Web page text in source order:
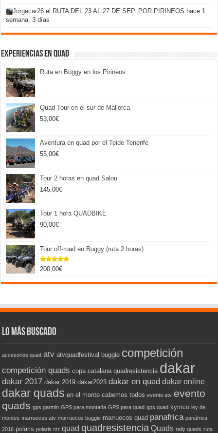
Jorgecar26 el RUTA DEL 23 AL 27 DE SEP. POR PIRINEOS hace 1
semana, 3 días
Experiencias en Quad
Ruta en Buggy en los Pirineos
Quad Tour en el sur de Mallorca
53,00€
Aventura en quad por el Teide Tenerife
55,00€
Tour 2 horas en quad Salou
145,00€
Tour 1 hora QUADBIKE
90,00€
Tour off-road en Buggy (ruta 2 horas)
Valorado
de 5
200,00€
Lo más buscado
accesorios quad atv atvquadfestival buggie competición
competición quads copa catalana quadresistencia dakar
dakar 2017 dakar 2019 dakar2023 dakar en quad dakar online
dakar quads en el monte cabemos todos evento atv evento
quads gps garmin GPS para montaña GPS para quad gps quad kymco ley de
montes marruecos atv marruecos buggie marruecos quad panafrica panáfrica
2016 polaris polaris rzr quad quadresistencia Quads rally quads ruta